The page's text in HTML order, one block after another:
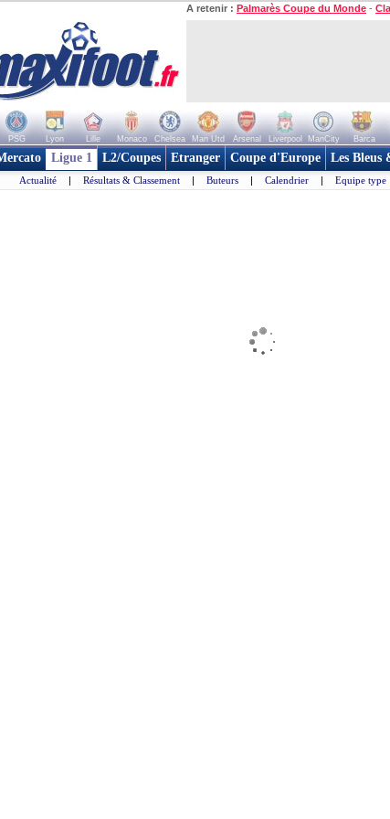
A retenir : Palmarès Coupe du Monde -
PSG Lyon Lille Monaco Chelsea Man Utd Arsenal Liverpool ManCity Barca
Ligue 1 L2/Coupes Etranger Coupe d'Europe Les
Actualité | Résultats & Classement | Buteurs | Calendrier | Equipe type